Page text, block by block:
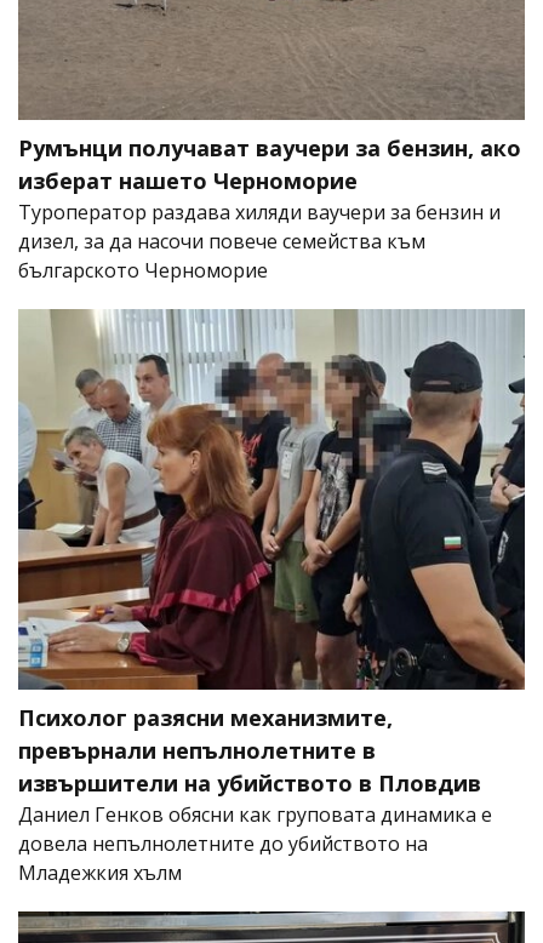
Румънци получават ваучери за бензин, ако
изберат нашето Черноморие
Туроператор раздава хиляди ваучери за бензин и
дизел, за да насочи повече семейства към
българското Черноморие
Психолог разясни механизмите,
превърнали непълнолетните в
извършители на убийството в Пловдив
Даниел Генков обясни как груповата динамика е
довела непълнолетните до убийството на
Младежкия хълм